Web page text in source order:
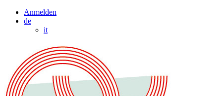
Anmelden
de
it